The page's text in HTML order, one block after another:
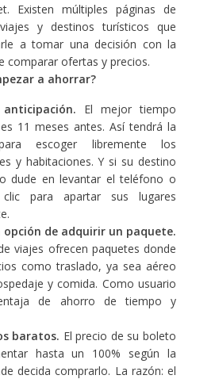
Existen múltiples páginas de
y destinos turísticos que
a tomar una decisión con la
comparar ofertas y precios.
a ahorrar?
El mejor tiempo
11 meses antes. Así tendrá la
escoger libremente los
y habitaciones. Y si su destino
dude en levantar el teléfono o
para apartar sus lugares
opción de adquirir un paquete.
viajes ofrecen paquetes donde
como traslado, ya sea aéreo
y comida. Como usuario
de ahorro de tiempo y
baratos. El precio de su boleto
hasta un 100% según la
decida comprarlo. La razón: el